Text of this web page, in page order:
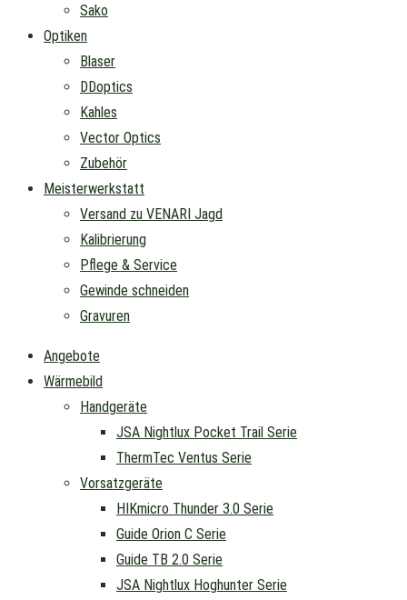
Sako
Optiken
Blaser
DDoptics
Kahles
Vector Optics
Zubehör
Meisterwerkstatt
Versand zu VENARI Jagd
Kalibrierung
Pflege & Service
Gewinde schneiden
Gravuren
Angebote
Wärmebild
Handgeräte
JSA Nightlux Pocket Trail Serie
ThermTec Ventus Serie
Vorsatzgeräte
HIKmicro Thunder 3.0 Serie
Guide Orion C Serie
Guide TB 2.0 Serie
JSA Nightlux Hoghunter Serie